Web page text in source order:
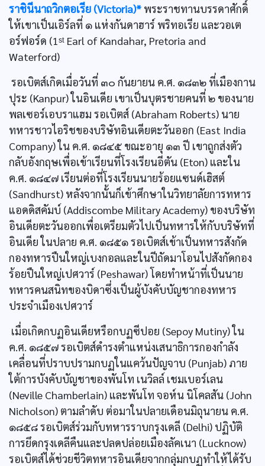
ราชินีนาถวิกตอเรีย (Victoria)* พระราชทานบรรดาศักดิ์
ให้เขาเป็นเอิร์ลที่ ๑ แห่งกันดาฮาร์ พริทอเรีย และวอเต
อร์ฟอร์ด (1ˢᵗ Earl of Kandahar, Pretoria and
Waterford)
รอเบิตส์เกิดเมื่อวันที่ ๓๐ กันยายน ค.ศ. ๑๘๓๒ ที่เมืองกาน
ปุระ (Kanpur) ในอินเดีย เขาเป็นบุตรชายคนที่ ๒ ของนาย
พลเซอร์เอบราแฮม รอเบิตส์ (Abraham Roberts) นาย
ทหารชาวไอริชของบริษัทอินเดียตะวันออก (East India
Company) ใน ค.ศ. ๑๘๔๕ ขณะอายุ ๑๓ ปี เขาถูกส่งตัว
กลับอังกฤษเพื่อเข้าเรียนที่โรงเรียนอีตัน (Eton) และใน
ค.ศ. ๑๘๔๗ เรียนต่อที่โรงเรียนนายร้อยแซนด์เฮิสต์
(Sandhurst) หลังจากนั้นก็เข้าศึกษาในวิทยาลัยการทหาร
แอดดิสคัมบ์ (Addiscombe Military Academy) ของบริษัท
อินเดียตะวันออกเพื่อเตรียมตัวไปเป็นทหารให้กับบริษัทที่
อินเดีย ในปลาย ค.ศ. ๑๘๕๑ รอเบิตส์เข้าเป็นทหารสังกัด
กองทหารปืนใหญ่เบงกอลและในปีถัดมาโอนไปสังกัดกอง
ร้อยปืนใหญ่เปศวาร์ (Peshawar) โดยทำหน้าที่เป็นนาย
ทหารคนสนิทของบิดาซึ่งเป็นผู้บังคับบัญชากองทหาร
ประจำเมืองเปศวาร์
เมื่อเกิดกบฏอินเดียหรือกบฏซีปอย (Sepoy Mutiny) ใน
ค.ศ. ๑๘๕๗ รอเบิตส์ดำรงตำแหน่งเสนาธิการกองกำลัง
เคลื่อนที่ปราบปรามกบฏในแคว้นปัญจาบ (Punjab) ภาย
ใต้การบังคับบัญชาของพันโท เนวิลล์ เชมเบอร์เลน
(Neville Chamberlain) และพันโท จอห์น นิโคลสัน (John
Nicholson) ตามลำดับ ต่อมาในปลายเดือนมิถุนายน ค.ศ.
๑๘๕๘ รอเบิตส์ร่วมกับทหารราบกรุงเดลี (Delhi) ปฏิบัติ
การยึดกรุงเดลีคืนและปลดปล่อยเมืองลัคเนา (Lucknow)
รอเบิตส์ได้ช่วยชีวิตทหารอินเดียจากกลุ่มกบฏทำให้ได้รับ